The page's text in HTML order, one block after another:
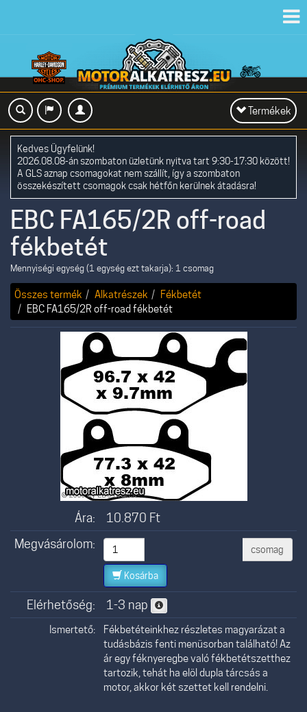
Toggle
navigation
Termékek
Kedves Ügyfelünk!
2026.08.08-án szombaton üzletünk nyitva tart 9:30-17:30 között!
A GLS aznap csomagokat nem szállít, így a szombaton
összekészített csomagok csak hétfőn kerülnek átadásra!
EBC FA165/2R off-road
fékbetét
Mennyiségi egység (1 egység ezt takarja): 1 csomag
Összes termék Alkatrészek
Fékbetét
EBC FA165/2R off-road fékbetét
Ára: 10.870 Ft
Megvásárolom:
csomag
Kosárba
Elérhetőség: 1-3 nap
Ismertető:
Fékbetéteinkhez részletes magyarázat a
tudásbázis fenti menüsorban található! Az
ár egy féknyeregbe való fékbetétszetthez
tartozik, tehát ha elöl dupla tárcsás a
motor, akkor két szettet kell rendelni.